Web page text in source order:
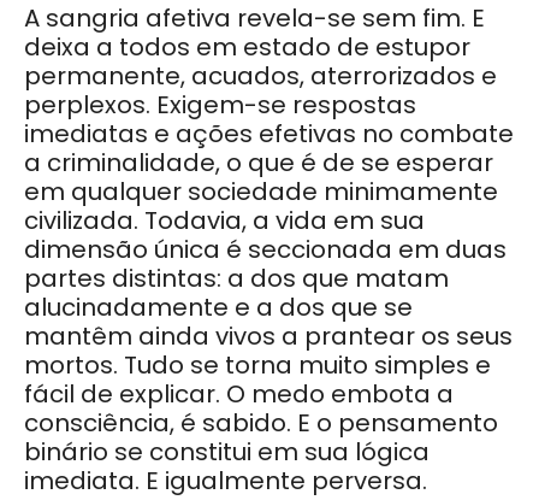
A sangria afetiva revela-se sem fim. E
deixa a todos em estado de estupor
permanente, acuados, aterrorizados e
perplexos. Exigem-se respostas
imediatas e ações efetivas no combate
a criminalidade, o que é de se esperar
em qualquer sociedade minimamente
civilizada. Todavia, a vida em sua
dimensão única é seccionada em duas
partes distintas: a dos que matam
alucinadamente e a dos que se
mantêm ainda vivos a prantear os seus
mortos. Tudo se torna muito simples e
fácil de explicar. O medo embota a
consciência, é sabido. E o pensamento
binário se constitui em sua lógica
imediata. E igualmente perversa.